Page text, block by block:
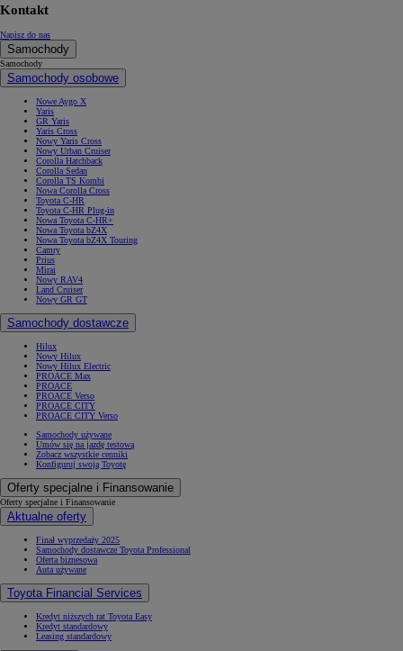
Kontakt
Napisz do nas
Samochody
Samochody
Samochody osobowe
Nowe Aygo X
Yaris
GR Yaris
Yaris Cross
Nowy Yaris Cross
Nowy Urban Cruiser
Corolla Hatchback
Corolla Sedan
Corolla TS Kombi
Nowa Corolla Cross
Toyota C-HR
Toyota C-HR Plug-in
Nowa Toyota C-HR+
Nowa Toyota bZ4X
Nowa Toyota bZ4X Touring
Camry
Prius
Mirai
Nowy RAV4
Land Cruiser
Nowy GR GT
Samochody dostawcze
Hilux
Nowy Hilux
Nowy Hilux Electric
PROACE Max
PROACE
PROACE Verso
PROACE CITY
PROACE CITY Verso
Samochody używane
Umów się na jazdę testową
Zobacz wszystkie cenniki
Konfiguruj swoją Toyotę
Oferty specjalne i Finansowanie
Oferty specjalne i Finansowanie
Aktualne oferty
Finał wyprzedaży 2025
Samochody dostawcze Toyota Professional
Oferta biznesowa
Auta używane
Toyota Financial Services
Kredyt niższych rat Toyota Easy
Kredyt standardowy
Leasing standardowy